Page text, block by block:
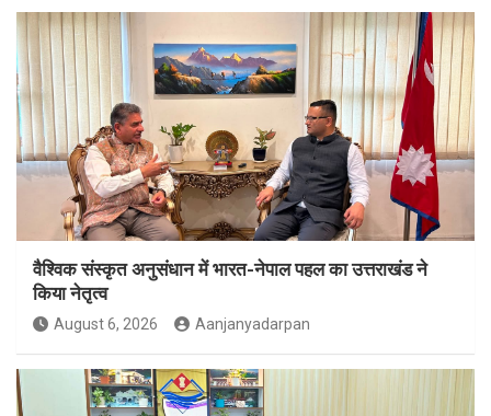
वैश्विक संस्कृत अनुसंधान में भारत-नेपाल पहल का उत्तराखंड ने
किया नेतृत्व
August 6, 2026 Aanjanyadarpan